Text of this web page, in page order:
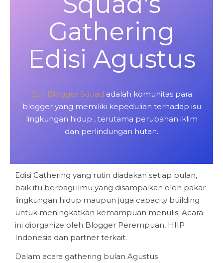
Gathering
Edisi Agustus
Eco Blogger Squad adalah komunitas para
blogger yang memiliki kepedulian terhadap isu
lingkungan hidup , terutama perubahan iklim
dan perlindungan hutan.
Edisi Gathering yang rutin diadakan setiap bulan,
baik itu berbagi ilmu yang disampaikan oleh pakar
lingkungan hidup maupun juga capacity building
untuk meningkatkan kemampuan menulis. Acara
ini diorganize oleh Blogger Perempuan, HIIP
Indonesia dan partner terkait.
Dalam acara gathering bulan Agustus